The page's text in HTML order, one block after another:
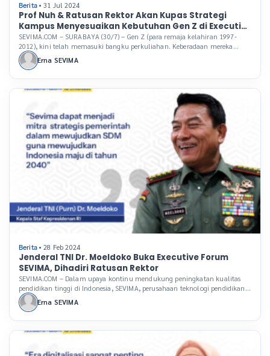
Berita • 31 Jul 2024
Prof Nuh & Ratusan Rektor Akan Kupas Strategi
Kampus Menyesuaikan Kebutuhan Gen Z di Executive
Forum SEVIMA
SEVIMA.COM – SURABAYA (30/7) – Gen Z (para remaja kelahiran 1997-
2012), kini telah memasuki bangku perkuliahan. Keberadaan mereka
menuntut perguruan tinggi untuk tidak hanya menyediakan fasilitas
pendidikan yang berkualitas, tetapi juga beradaptasi dengan kebutuhan
infrastruktur agar dapat memenuhi […]
Erna SEVIMA
Berita • 28 Feb 2024
Jenderal TNI Dr. Moeldoko Buka Executive Forum
SEVIMA, Dihadiri Ratusan Rektor
SEVIMA.COM – Dalam upaya kontinu mendukung peningkatan kualitas
pendidikan tinggi di Indonesia, SEVIMA, perusahaan teknologi pendidikan
(Edutech) terkemuka, rutin menggelar Executive Forum, sebuah acara
tahunan yang telah menjadi ajang penting bagi para pemimpin perguruan
Erna SEVIMA